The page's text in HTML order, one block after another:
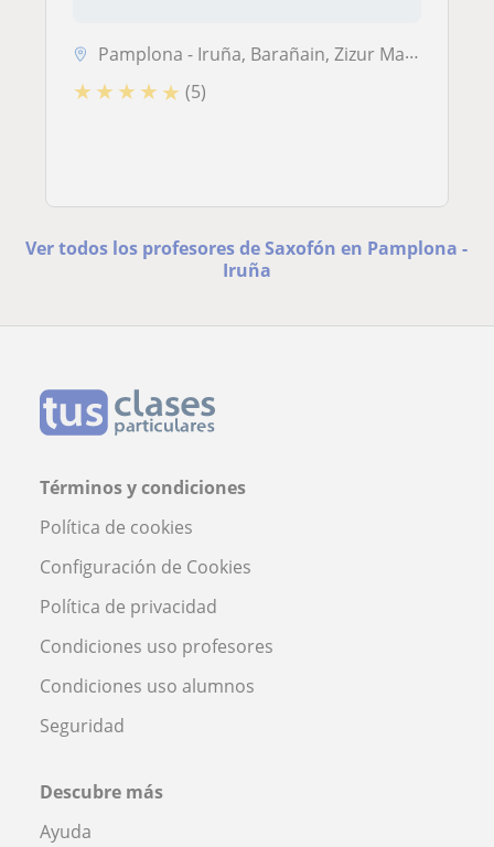
Pamplona - Iruña, Barañain, Zizur Mayor - Zizur Nagusia, Berriozar, Or...
★ ★ ★ ★ ★ (5)
Ver todos los profesores de Saxofón en Pamplona -
Iruña
Términos y condiciones
Política de cookies
Configuración de Cookies
Política de privacidad
Condiciones uso profesores
Condiciones uso alumnos
Seguridad
Descubre más
Ayuda